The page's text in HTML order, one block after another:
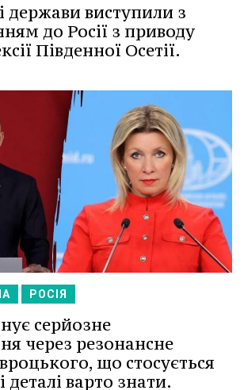
держави виступили з
до Росії з приводу
Південної Осетії.
РОСІЯ
серйозне
через резонансне
що стосується
деталі варто знати.